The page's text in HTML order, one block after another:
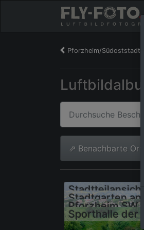
Pforzheim/Südoststadt
⇗ Benachbarte
Stadtgarten an
Pforzheim SW,